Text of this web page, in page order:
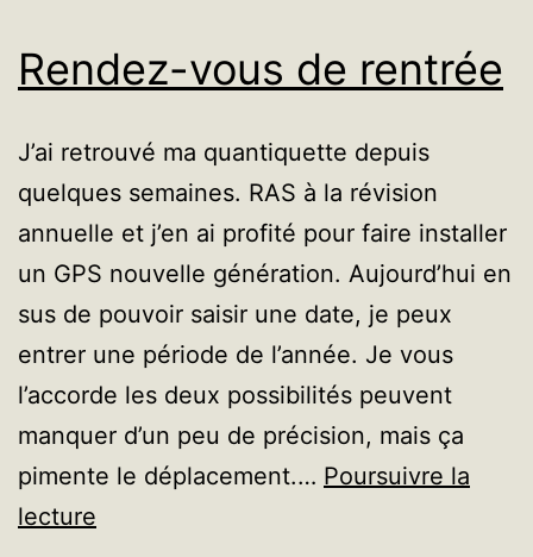
Rendez-vous de rentrée
J’ai retrouvé ma quantiquette depuis
quelques semaines. RAS à la révision
annuelle et j’en ai profité pour faire installer
un GPS nouvelle génération. Aujourd’hui en
sus de pouvoir saisir une date, je peux
entrer une période de l’année. Je vous
l’accorde les deux possibilités peuvent
manquer d’un peu de précision, mais ça
pimente le déplacement.… Poursuivre la
lecture